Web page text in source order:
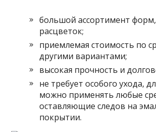
большой ассортимент
расцветок;
приемлемая стоимость по
другими вариантами;
высокая прочность и
не требует особого ухода,
можно применять любые
оставляющие следов на
покрытии.